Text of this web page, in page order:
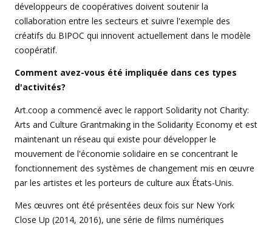
développeurs de coopératives doivent soutenir la
collaboration entre les secteurs et suivre l'exemple des
créatifs du BIPOC qui innovent actuellement dans le modèle
coopératif.
Comment avez-vous été impliquée dans ces types
d'activités?
Art.coop a commencé avec le rapport Solidarity not Charity:
Arts and Culture Grantmaking in the Solidarity Economy et est
maintenant un réseau qui existe pour développer le
mouvement de l'économie solidaire en se concentrant le
fonctionnement des systèmes de changement mis en œuvre
par les artistes et les porteurs de culture aux États-Unis.
Mes œuvres ont été présentées deux fois sur New York
Close Up (2014, 2016), une série de films numériques